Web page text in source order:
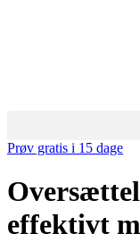
Prøv gratis i 15 dage
effektivt